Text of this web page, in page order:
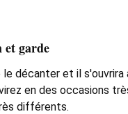
et garde
le décanter et il s'ouvrira
en des occasions
différents.